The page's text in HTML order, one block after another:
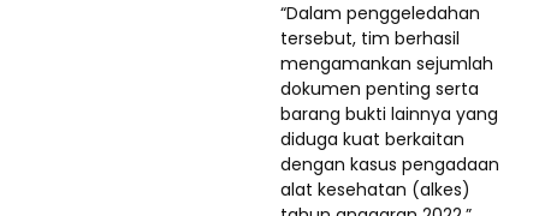
“Dalam penggeledahan
tersebut, tim berhasil
mengamankan sejumlah
dokumen penting serta
barang bukti lainnya yang
diduga kuat berkaitan
dengan kasus pengadaan
alat kesehatan (alkes)